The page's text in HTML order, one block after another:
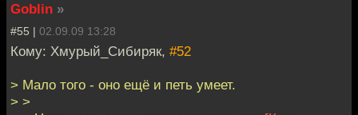
Goblin »
#55 | 02.09.09 13:28
Кому: Хмурый_Сибиряк, #52
> Мало того - оно ещё и петь умеет.
> >